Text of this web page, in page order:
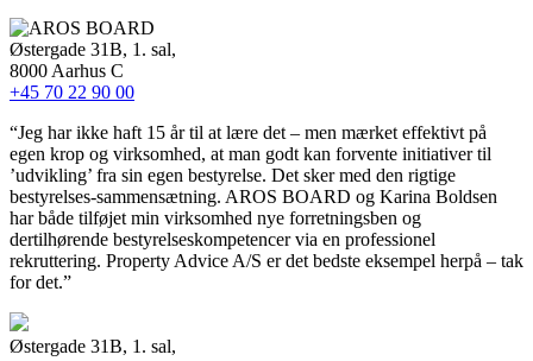
Østergade 31B, 1. sal,
8000 Aarhus C
+45 70 22 90 00
“Jeg har ikke haft 15 år til at lære det – men mærket effektivt på
egen krop og virksomhed, at man godt kan forvente initiativer til
’udvikling’ fra sin egen bestyrelse. Det sker med den rigtige
bestyrelses-sammensætning. AROS BOARD og Karina Boldsen
har både tilføjet min virksomhed nye forretningsben og
dertilhørende bestyrelseskompetencer via en professionel
rekruttering. Property Advice A/S er det bedste eksempel herpå – tak
for det.”
Østergade 31B, 1. sal,